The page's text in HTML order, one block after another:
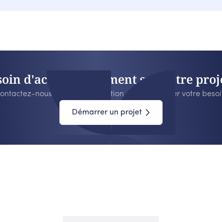
d'accompagnement sur votre
nous pour toute question ou pour affiner votre
Démarrer un projet